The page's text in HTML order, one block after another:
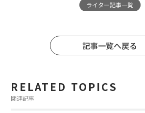
ライター記事一覧
記事一覧へ戻る
RELATED TOPICS
関連記事